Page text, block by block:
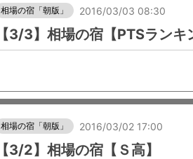
相場の宿「朝版」 2016/03/03 08:30
【3/3】相場の宿【PTSランキ
相場の宿「朝版」 2016/03/02 17:00
【3/2】相場の宿【Ｓ高】